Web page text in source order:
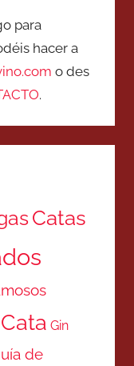
para
hacer a
o des
.
Catas
Gin
de